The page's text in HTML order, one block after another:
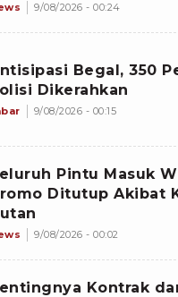
9/08/2026 - 00:24
Begal, 350
Dikerahkan
9/08/2026 - 00:15
Pintu Masuk
Ditutup Akibat
9/08/2026 - 00:02
Kontrak